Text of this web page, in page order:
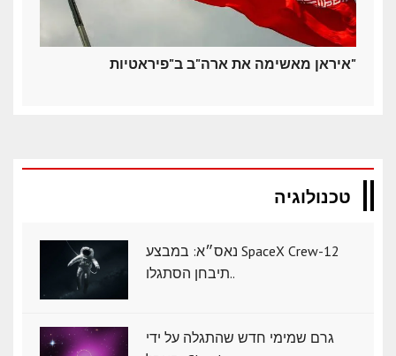
איראן מאשימה את ארה"ב ב"פיראטיות"
טכנולוגיה
נאס״א: במבצע SpaceX Crew-12
תיבחן הסתגלו..
גרם שמימי חדש שהתגלה על ידי